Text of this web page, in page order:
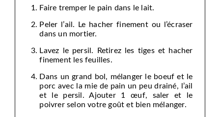
Faire tremper le pain dans le lait.
Peler l’ail. Le hacher finement ou l’écraser
dans un mortier.
Lavez le persil. Retirez les tiges et hacher
finement les feuilles.
Dans un grand bol, mélanger le boeuf et le
porc avec la mie de pain un peu drainé, l’ail
et le persil. Ajouter 1 œuf, saler et le
poivrer selon votre goût et bien mélanger.